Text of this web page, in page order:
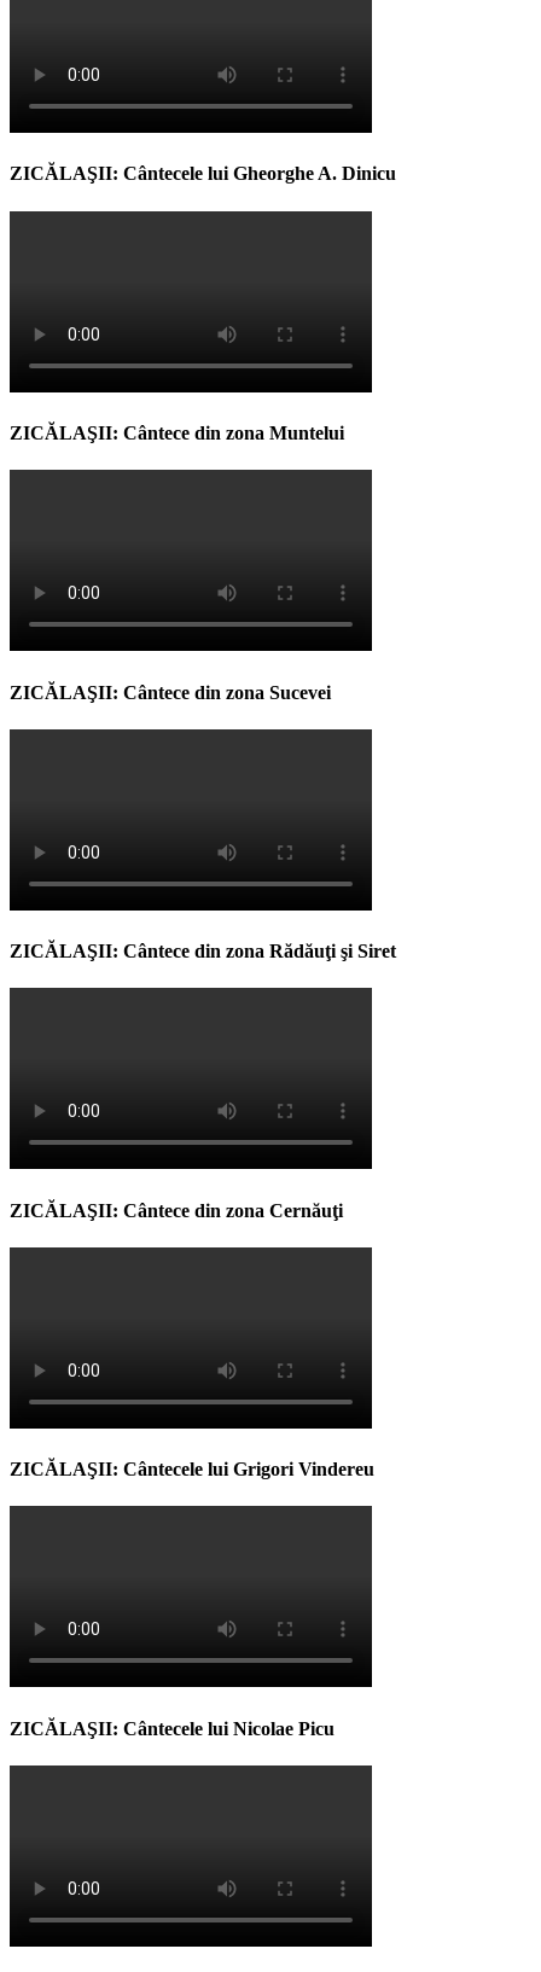
ZICĂLAŞII: Cântecele lui Gheorghe A. Dinicu
ZICĂLAŞII: Cântece din zona Muntelui
ZICĂLAŞII: Cântece din zona Sucevei
ZICĂLAŞII: Cântece din zona Rădăuţi şi Siret
ZICĂLAŞII: Cântece din zona Cernăuţi
ZICĂLAŞII: Cântecele lui Grigori Vindereu
ZICĂLAŞII: Cântecele lui Nicolae Picu